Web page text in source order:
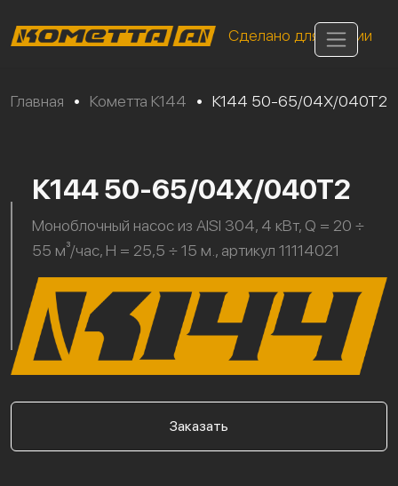
Сделано для России
Главная • Кометта К144 • К144 50-65/04Х/040Т2
К144 50-65/04Х/040Т2
Моноблочный насос из AISI 304, 4 кВт, Q = 20 ÷
55 м³/час, H = 25,5 ÷ 15 м., артикул 11114021
Заказать